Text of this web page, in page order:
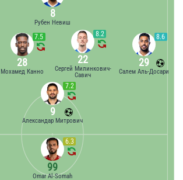
8
Рубен Невиш
8.6
29
Салем Аль-Досари
8.2
22
Сергей Милинкович-
Савич
7.5
28
Мохамед Канно
7.2
9
Александар Митрович
6.3
99
Omar Al-Somah